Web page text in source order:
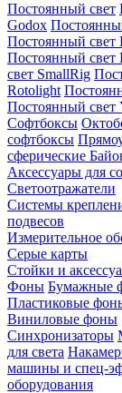
Постоянный свет
Godox
Постоянный свет
Постоянный свет
свет SmallRig
Rotolight
Постоянный свет
Софтбоксы
софтбоксы
сферические
Аксессуары для
Светоотражатели
Системы
подвесов
Измерительное
Серые карты
Стойки и
Фоны Бумажные
Пластиковые
Виниловые фоны
Синхронизаторы
для света
машины и спец-
оборудования